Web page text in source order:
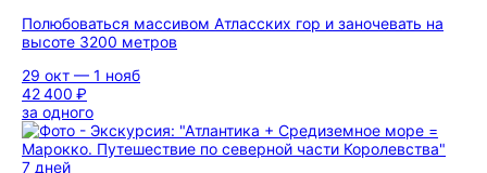
Полюбоваться массивом Атласских гор и заночевать на
высоте 3200 метров
29 окт — 1 нояб
42 400 ₽
за одного
7 дней